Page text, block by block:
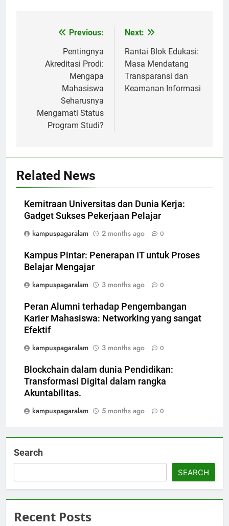
navigation
Previous:
Pentingnya
Akreditasi Prodi:
Mengapa
Mahasiswa
Seharusnya
Mengamati Status
Program Studi?
Next:
Rantai Blok Edukasi:
Masa Mendatang
Transparansi dan
Keamanan Informasi
Related News
Kemitraan Universitas dan Dunia Kerja:
Gadget Sukses Pekerjaan Pelajar
kampuspagaralam
2 months ago 0
Kampus Pintar: Penerapan IT untuk Proses
Belajar Mengajar
kampuspagaralam
3 months ago 0
Peran Alumni terhadap Pengembangan
Karier Mahasiswa: Networking yang sangat
Efektif
kampuspagaralam
3 months ago 0
Blockchain dalam dunia Pendidikan:
Transformasi Digital dalam rangka
Akuntabilitas.
kampuspagaralam
5 months ago 0
Search
SEARCH
Recent Posts